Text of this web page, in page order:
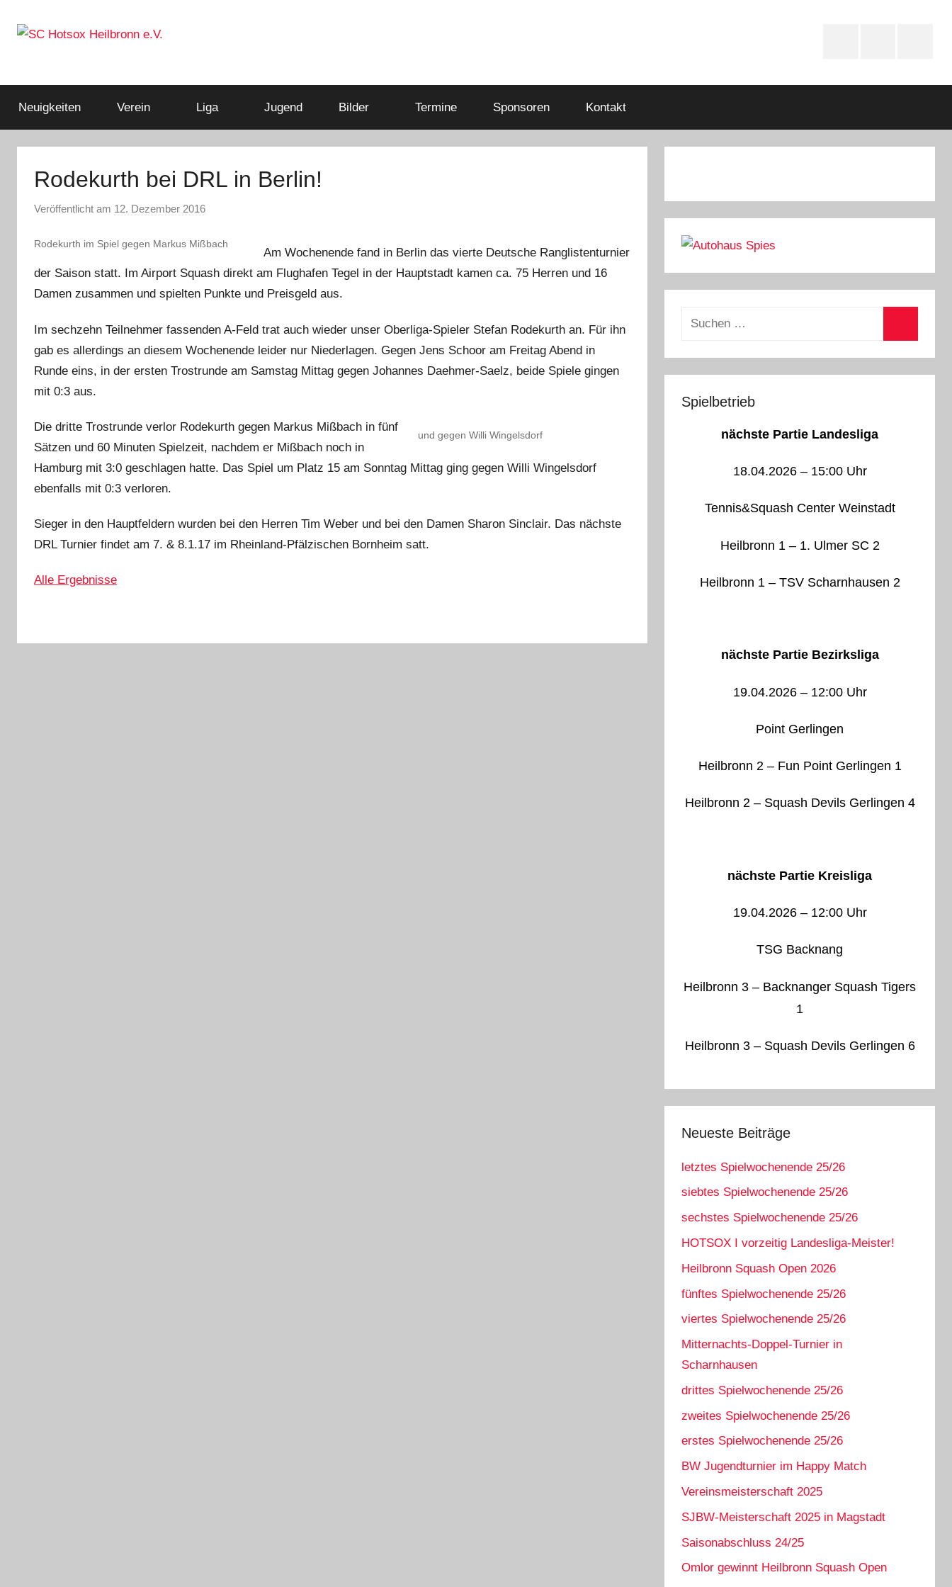
Inhalt
Hotsox
Heilbronn
e.V.
Neuigkeiten Verein Liga Jugend Bilder Termine Sponsoren Kontakt
Rodekurth bei DRL in Berlin!
Veröffentlicht am 12. Dezember 2016
n
m
Rodekurth im Spiel gegen Markus Mißbach
Am Wochenende fand in Berlin das vierte Deutsche Ranglistenturnier
der Saison statt. Im Airport Squash direkt am Flughafen Tegel in der Hauptstadt kamen ca. 75 Herren und 16
Damen zusammen und spielten Punkte und Preisgeld aus.
Im sechzehn Teilnehmer fassenden A-Feld trat auch wieder unser Oberliga-Spieler Stefan Rodekurth an. Für ihn
gab es allerdings an diesem Wochenende leider nur Niederlagen. Gegen Jens Schoor am Freitag Abend in
Runde eins, in der ersten Trostrunde am Samstag Mittag gegen Johannes Daehmer-Saelz, beide Spiele gingen
mit 0:3 aus.
und gegen Willi Wingelsdorf
Die dritte Trostrunde verlor Rodekurth gegen Markus Mißbach in fünf
Sätzen und 60 Minuten Spielzeit, nachdem er Mißbach noch in
Hamburg mit 3:0 geschlagen hatte. Das Spiel um Platz 15 am Sonntag Mittag ging gegen Willi Wingelsdorf
ebenfalls mit 0:3 verloren.
Sieger in den Hauptfeldern wurden bei den Herren Tim Weber und bei den Damen Sharon Sinclair. Das nächste
DRL Turnier findet am 7. & 8.1.17 im Rheinland-Pfälzischen Bornheim satt.
Alle Ergebnisse
Suchen
Spielbetrieb
nächste Partie Landesliga
18.04.2026 – 15:00 Uhr
Tennis&Squash Center Weinstadt
Heilbronn 1 – 1. Ulmer SC 2
Heilbronn 1 – TSV Scharnhausen 2
nächste Partie Bezirksliga
19.04.2026 – 12:00 Uhr
Point Gerlingen
Heilbronn 2 – Fun Point Gerlingen 1
Heilbronn 2 – Squash Devils Gerlingen 4
nächste Partie Kreisliga
19.04.2026 – 12:00 Uhr
TSG Backnang
Heilbronn 3 – Backnanger Squash Tigers
1
Heilbronn 3 – Squash Devils Gerlingen 6
Neueste Beiträge
letztes Spielwochenende 25/26
siebtes Spielwochenende 25/26
sechstes Spielwochenende 25/26
HOTSOX I vorzeitig Landesliga-Meister!
Heilbronn Squash Open 2026
fünftes Spielwochenende 25/26
viertes Spielwochenende 25/26
Mitternachts-Doppel-Turnier in
Scharnhausen
drittes Spielwochenende 25/26
zweites Spielwochenende 25/26
erstes Spielwochenende 25/26
BW Jugendturnier im Happy Match
Vereinsmeisterschaft 2025
SJBW-Meisterschaft 2025 in Magstadt
Saisonabschluss 24/25
Omlor gewinnt Heilbronn Squash Open